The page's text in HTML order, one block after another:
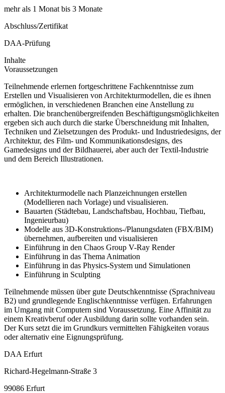
mehr als 1 Monat bis 3 Monate
Abschluss/Zertifikat
DAA-Prüfung
Inhalte
Voraussetzungen
Teilnehmende erlernen fortgeschrittene Fachkenntnisse zum
Erstellen und Visualisieren von Architekturmodellen, die es ihnen
ermöglichen, in verschiedenen Branchen eine Anstellung zu
erhalten. Die branchenübergreifenden Beschäftigungsmöglichkeiten
ergeben sich auch durch die starke Überschneidung mit Inhalten,
Techniken und Zielsetzungen des Produkt- und Industriedesigns, der
Architektur, des Film- und Kommunikationsdesigns, des
Gamedesigns und der Bildhauerei, aber auch der Textil-Industrie
und dem Bereich Illustrationen.
Architekturmodelle nach Planzeichnungen erstellen
(Modellieren nach Vorlage) und visualisieren.
Bauarten (Städtebau, Landschaftsbau, Hochbau, Tiefbau,
Ingenieurbau)
Modelle aus 3D-Konstruktions-/Planungsdaten (FBX/BIM)
übernehmen, aufbereiten und visualisieren
Einführung in den Chaos Group V-Ray Render
Einführung in das Thema Animation
Einführung in das Physics-System und Simulationen
Einführung in Sculpting
Teilnehmende müssen über gute Deutschkenntnisse (Sprachniveau
B2) und grundlegende Englischkenntnisse verfügen. Erfahrungen
im Umgang mit Computern sind Voraussetzung. Eine Affinität zu
einem Kreativberuf oder Ausbildung darin sollte vorhanden sein.
Der Kurs setzt die im Grundkurs vermittelten Fähigkeiten voraus
oder alternativ eine Eignungsprüfung.
DAA Erfurt
Richard-Hegelmann-Straße 3
99086 Erfurt